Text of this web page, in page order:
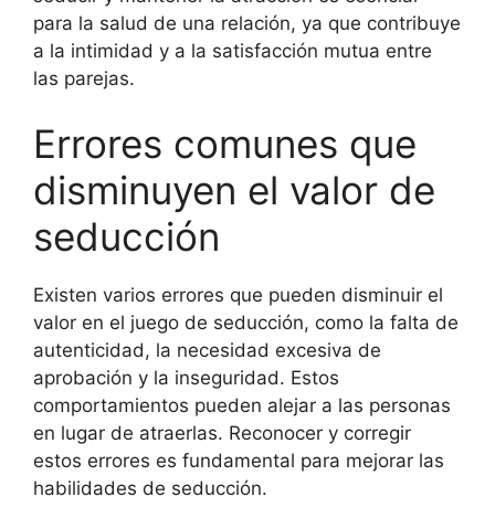
para la salud de una relación, ya que contribuye
a la intimidad y a la satisfacción mutua entre
las parejas.
Errores comunes que
disminuyen el valor de
seducción
Existen varios errores que pueden disminuir el
valor en el juego de seducción, como la falta de
autenticidad, la necesidad excesiva de
aprobación y la inseguridad. Estos
comportamientos pueden alejar a las personas
en lugar de atraerlas. Reconocer y corregir
estos errores es fundamental para mejorar las
habilidades de seducción.